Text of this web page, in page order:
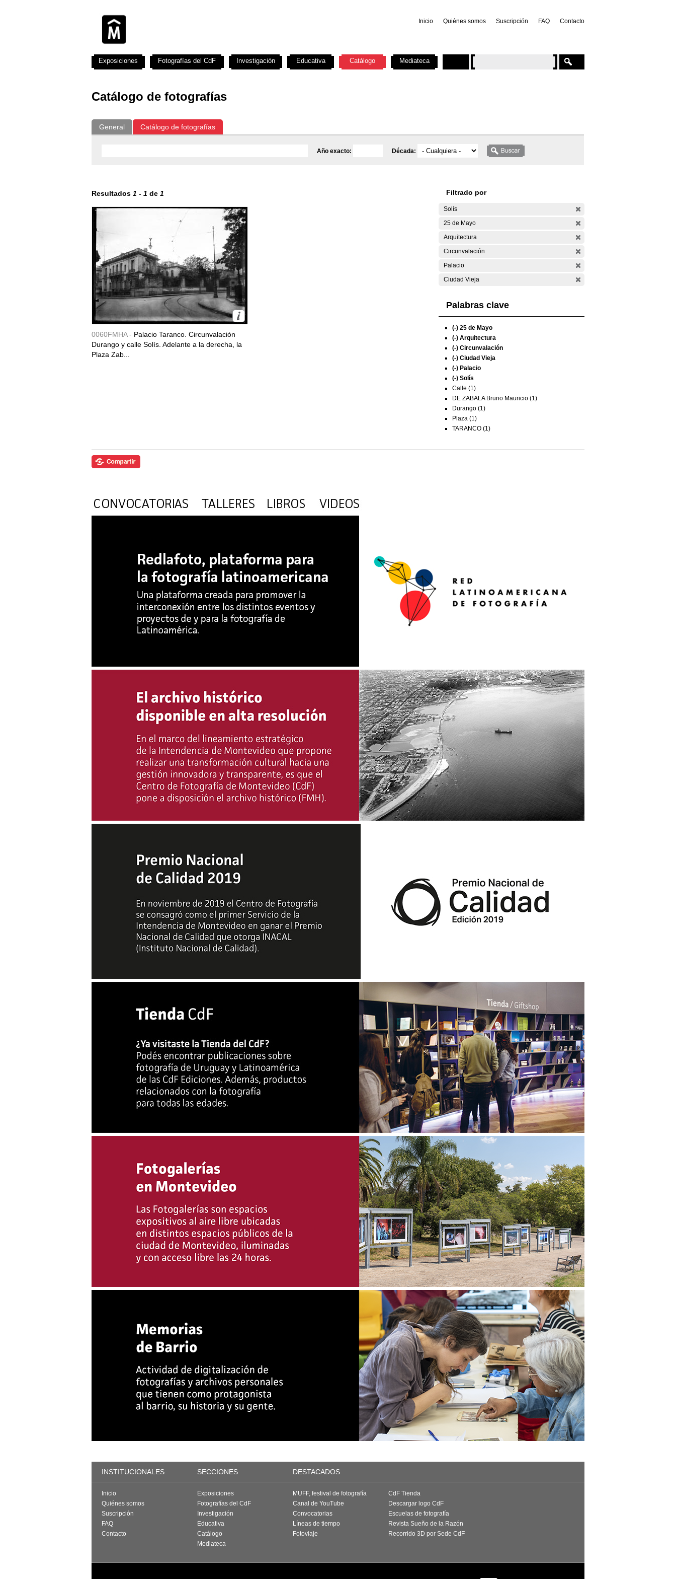
Inicio Quiénes somos Suscripción FAQ Contacto
Catálogo de fotografías
General Catálogo de fotografías
Año exacto: Década:
Resultados 1 - 1 de 1
0060FMHA - Palacio Taranco. Circunvalación
Durango y calle Solís. Adelante a la derecha, la
Plaza Zab...
Filtrado por
Solís
25 de Mayo
Arquitectura
Circunvalación
Palacio
Ciudad Vieja
Palabras clave
(-) 25 de Mayo
(-) Arquitectura
(-) Circunvalación
(-) Ciudad Vieja
(-) Palacio
(-) Solís
Calle (1)
DE ZABALA Bruno Mauricio (1)
Durango (1)
Plaza (1)
TARANCO (1)
Exposiciones Fotografías del CdF Investigación Educativa Catálogo Mediateca
INSTITUCIONALES SECCIONES DESTACADOS
Inicio
Quiénes somos
Suscripción
FAQ
Contacto
Exposiciones
Fotografías del CdF
Investigación
Educativa
Catálogo
Mediateca
MUFF, festival de fotografía
Canal de YouTube
Convocatorias
Líneas de tiempo
Fotoviaje
CdF Tienda
Descargar logo CdF
Escuelas de fotografía
Revista Sueño de la Razón
Recorrido 3D por Sede CdF